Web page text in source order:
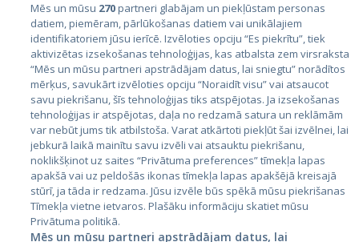
Valstis
Igaunija
Latvija
Lietuva
Mēs un mūsu 270partneri glabājam un piekļūstam personas
datiem, piemēram, pārlūkošanas datiem vai unikālajiem
identifikatoriem jūsu ierīcē. Izvēloties opciju “Es piekrītu”, tiek
aktivizētas izsekošanas tehnoloģijas, kas atbalsta zem virsraksta
“Mēs un mūsu partneri apstrādājam datus, lai sniegtu” norādītos
mērķus, savukārt izvēloties opciju “Noraidīt visu” vai atsaucot
savu piekrišanu, šīs tehnoloģijas tiks atspējotas. Ja izsekošanas
tehnoloģijas ir atspējotas, daļa no redzamā satura un reklāmām
var nebūt jums tik atbilstoša. Varat atkārtoti piekļūt šai izvēlnei, lai
jebkurā laikā mainītu savu izvēli vai atsauktu piekrišanu,
noklikšķinot uz saites “Privātuma preferences” tīmekļa lapas
apakšā vai uz peldošās ikonas tīmekļa lapas apakšējā kreisajā
stūrī, ja tāda ir redzama. Jūsu izvēle būs spēkā mūsu piekrišanas
Tīmekļa vietne ietvaros. Plašāku informāciju skatiet mūsu
Privātuma politikā.
Mēs un mūsu partneri apstrādājam datus, lai